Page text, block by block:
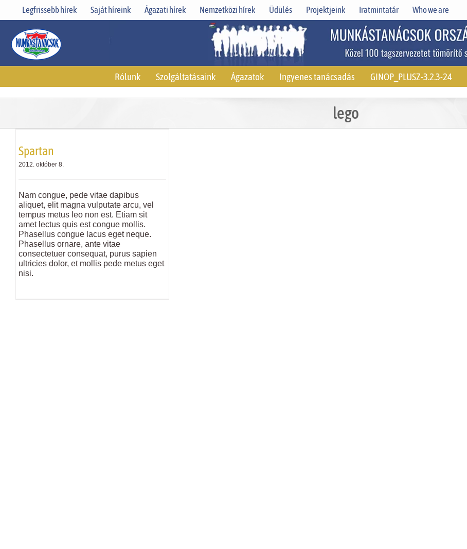
Legfrissebb hírek Saját híreink Ágazati hírek Nemzetközi hírek Üdülés Projektjeink Iratmintatár Who we are
Rólunk Szolgáltatásaink Ágazatok Ingyenes tanácsadás GINOP_PLUSZ-3.2.3-24
lego
Spartan
2012. október 8.
Nam congue, pede vitae dapibus
aliquet, elit magna vulputate arcu, vel
tempus metus leo non est. Etiam sit
amet lectus quis est congue mollis.
Phasellus congue lacus eget neque.
Phasellus ornare, ante vitae
consectetuer consequat, purus sapien
ultricies dolor, et mollis pede metus eget
nisi.